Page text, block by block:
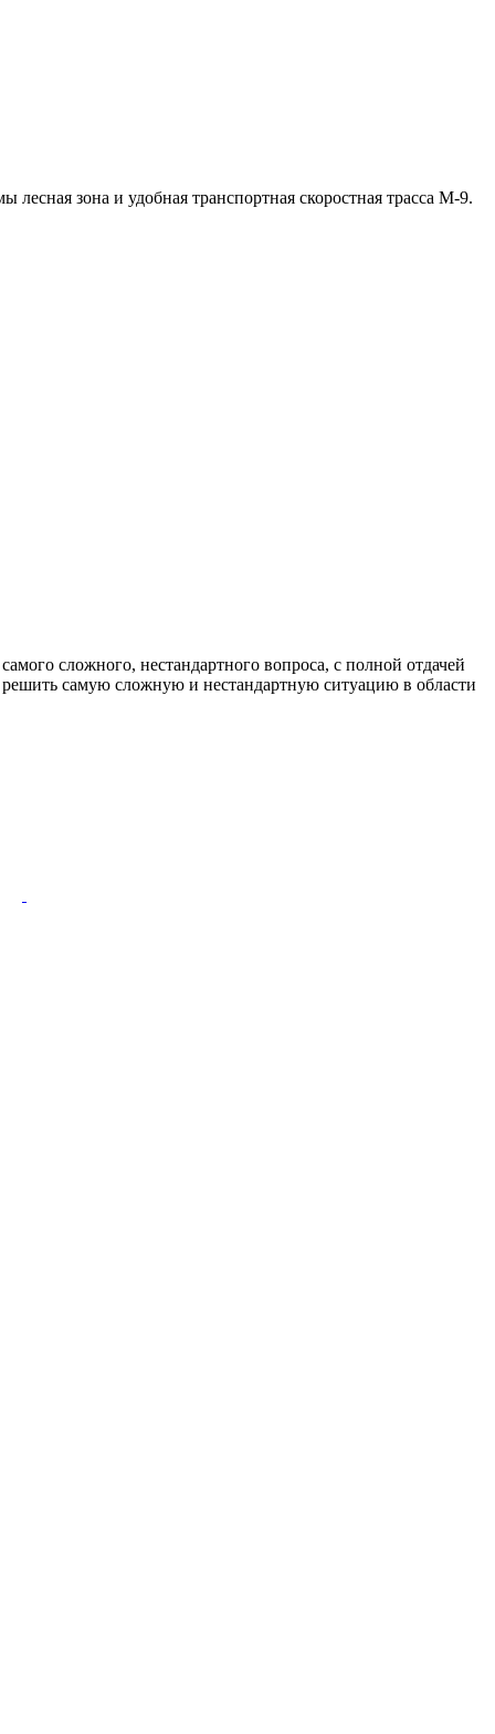
зона и удобная транспортная скоростная трасса М-9.
сложного, нестандартного вопроса, с полной отдачей
решить самую сложную и нестандартную ситуацию в области